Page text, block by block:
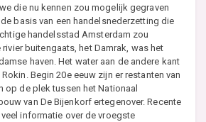
die nu kennen zou mogelijk gegraven
basis van een handelsnederzetting die
handelsstad Amsterdam zou
buitengaats, het Damrak, was het
haven. Het water aan de andere kant
Begin 20e eeuw zijn er restanten van
op de plek tussen het Nationaal
van De Bijenkorf ertegenover. Recente
informatie over de vroegste